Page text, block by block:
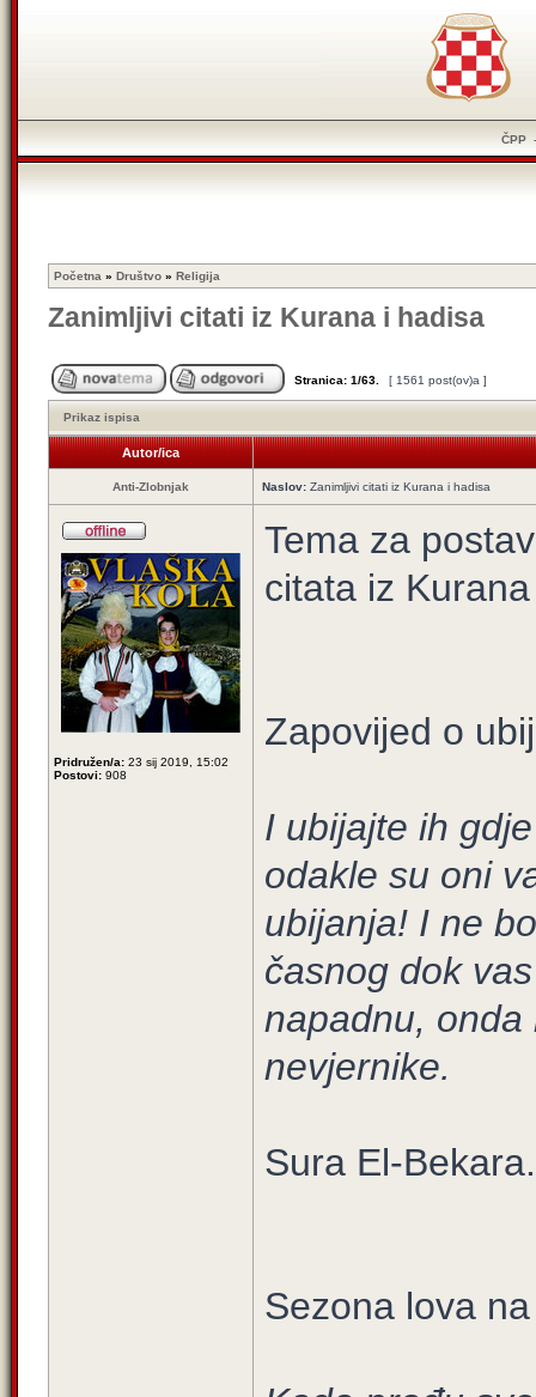
ČPP
Početna » Društvo » Religija
Zanimljivi citati iz Kurana i hadisa
Stranica: 1/63 [ 1561 post(ov)a ]
Prikaz ispisa
Autor/ica
Anti-Zlobnjak Naslov: Zanimljivi citati iz Kurana i hadisa
Pridružen/a: 23 sij 2019, 15:02
Postovi: 908
Tema za
citata iz
Zapovijed o
I ubijajte ih
odakle su oni
ubijanja! I ne
časnog dok
napadnu, onda
nevjernike.
Sura El-
Sezona lova